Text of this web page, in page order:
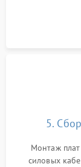
цепи
5.
Монтаж
силовых